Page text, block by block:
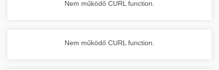
Nem működő CURL function.
Nem működő CURL function.